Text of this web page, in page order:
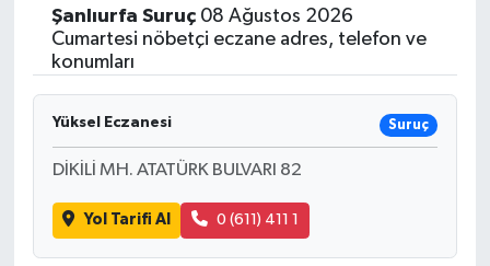
Şanlıurfa Suruç08 Ağustos 2026
Cumartesi nöbetçi eczane adres, telefon ve
konumları
Yüksel Eczanesi Suruç
DİKİLİ MH. ATATÜRK BULVARI 82
Yol Tarifi Al 0 (611) 411 1
Siyasetçi
Spor
Tebrik
Türkiye